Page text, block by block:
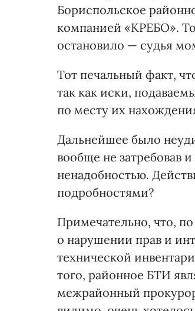
Бориспольское
компанией «КРЕБО».
остановило — судья
Тот печальный факт,
так как иски,
по месту их
Дальнейшее было
вообще не затребовав
ненадобностью.
подробностями?
Примечательно, что,
о нарушении прав и
технической
того, районное БТИ
межрайонный